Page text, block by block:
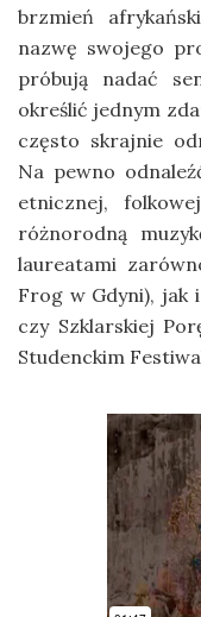
brzmień
nazwę swojego
próbują nadać
określić jednym
często skrajnie
Na pewno
etnicznej,
różnorodną
laureatami
Frog w Gdyni), jak
czy Szklarskiej
Studenckim